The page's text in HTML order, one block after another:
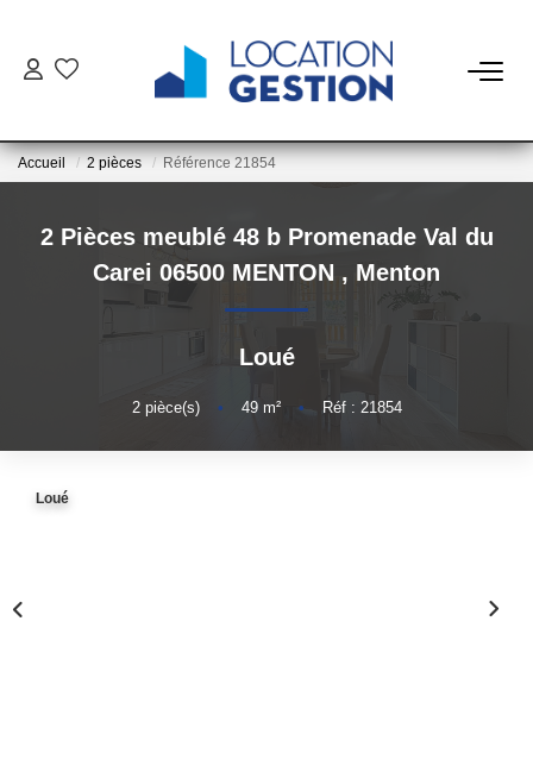
La Gestion Du Bien
La Gestion Du Locataire
LOUER
Accueil 2 pièces Référence 21854
2 Pièces meublé 48 b Promenade Val du
Carei 06500 MENTON , Menton
Loué
2pièce(s) • 49m² • Réf : 21854
Loué